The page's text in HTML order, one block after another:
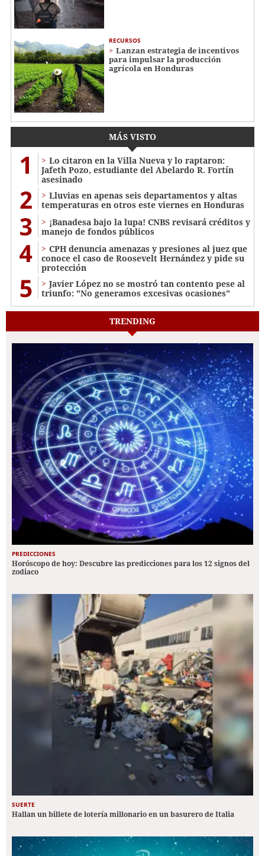
RECURSOS
Lanzan estrategia de incentivos
para impulsar la producción
agrícola en Honduras
MÁS VISTO
1
Lo citaron en la Villa Nueva y lo raptaron:
Jafeth Pozo, estudiante del Abelardo R. Fortín
asesinado
2
Lluvias en apenas seis departamentos y altas
temperaturas en otros este viernes en Honduras
3
¡Banadesa bajo la lupa! CNBS revisará créditos y
manejo de fondos públicos
4
CPH denuncia amenazas y presiones al juez que
conoce el caso de Roosevelt Hernández y pide su
protección
5
Javier López no se mostró tan contento pese al
triunfo: "No generamos excesivas ocasiones"
TRENDING
PREDICCIONES
Horóscopo de hoy: Descubre las predicciones para los 12 signos del
zodiaco
SUERTE
Hallan un billete de lotería millonario en un basurero de Italia